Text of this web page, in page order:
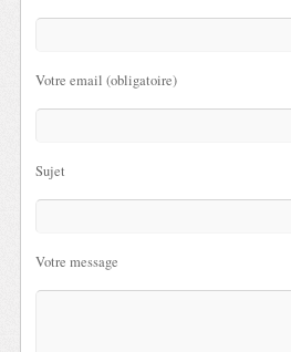
Votre email (obligatoire)
Sujet
Votre message